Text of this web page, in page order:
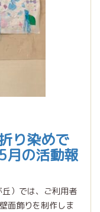
り染めで
月の活動報
）では、ご利用者
面飾りを制作しま